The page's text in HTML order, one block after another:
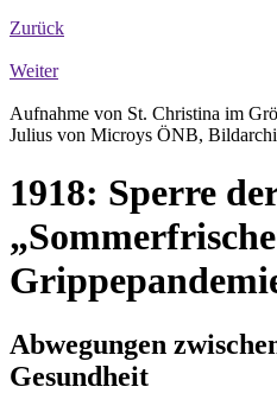
Zurück
Weiter
Aufnahme von St. Christina im
Julius von Microys ÖNB,
1918: Sperre
Abwegungen
Gesundheit